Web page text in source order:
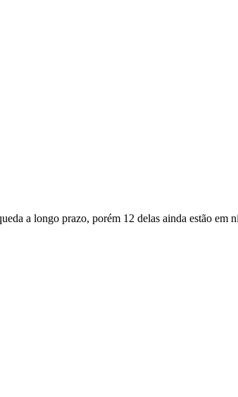
a longo prazo, porém 12 delas ainda estão em